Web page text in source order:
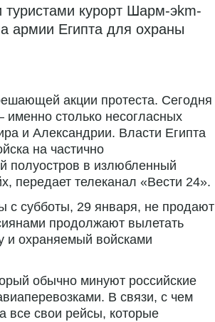
курорт Шарм-эkm-
армии Египта для охраны
акции протеста. Сегодня
столько несогласных
и Александрии. Власти Египта
на частично
полуостров в излюбленный
, передает телеканал «Вести 24».
с субботы, 29 января, не продают
продолжают вылетать
и охраняемый войсками
обычно минуют российские
В связи, с чем
все свои рейсы, которые